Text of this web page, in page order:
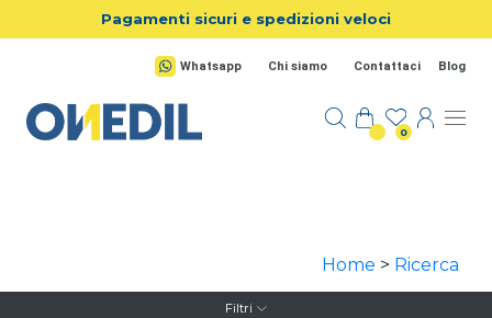
Salta al contenuto principale
Pagamenti sicuri e spedizioni veloci
Whatsapp Chi siamo Contattaci Blog
0
Home > Ricerca
Filtri